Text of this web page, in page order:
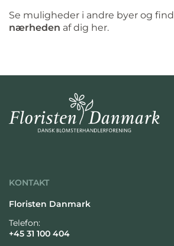
Se muligheder i andre byer og find
nærheden af dig her.
KONTAKT
Floristen Danmark
Telefon:
+45 31 100 404